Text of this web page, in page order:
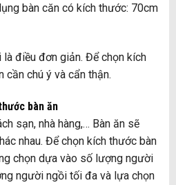
bàn căn có kích thước: 70cm
là điều đơn giản. Để chọn kích
cần chú ý và cẩn thận.
bàn ăn
sạn, nhà hàng,… Bàn ăn sẽ
nhau. Để chọn kích thước bàn
chọn dựa vào số lượng người
người ngồi tối đa và lựa chọn